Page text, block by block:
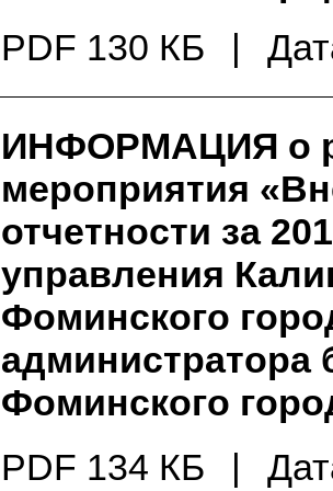
PDF 130 КБ
|
ИНФОРМАЦИЯ о
мероприятия
отчетности за
управления
Фоминского
Фоминского
PDF 134 КБ
|